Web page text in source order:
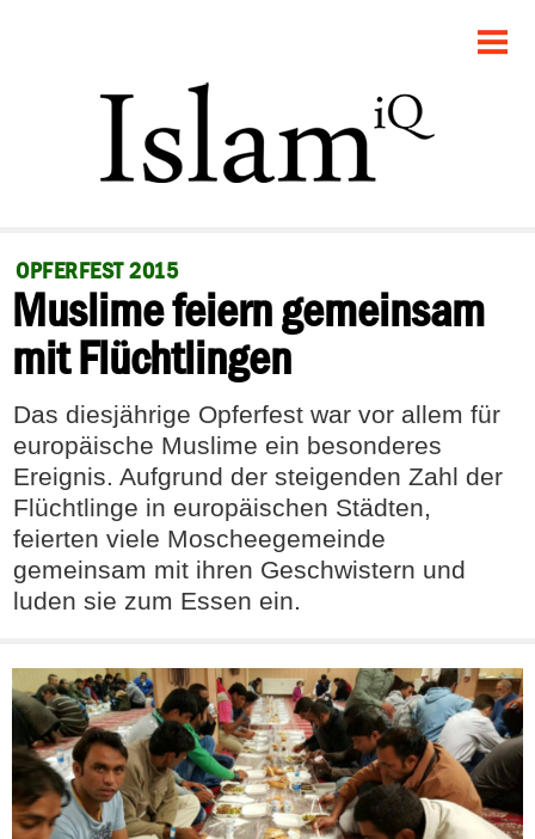
POLITIK
GESELLSCHAFT
RECHT
FEUILLETON
DEBATTE
OPFERFEST 2015
Muslime feiern gemeinsam
mit Flüchtlingen
Das diesjährige Opferfest war vor allem für
europäische Muslime ein besonderes
Ereignis. Aufgrund der steigenden Zahl der
Flüchtlinge in europäischen Städten,
feierten viele Moscheegemeinde
gemeinsam mit ihren Geschwistern und
luden sie zum Essen ein.